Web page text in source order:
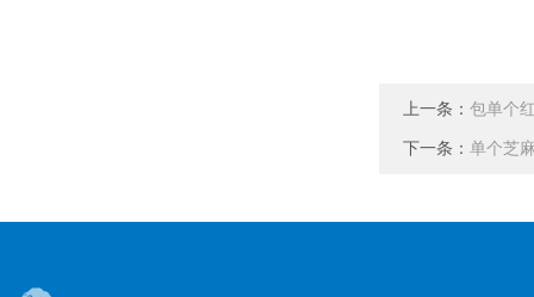
上一条： 包单个
下一条： 单个芝